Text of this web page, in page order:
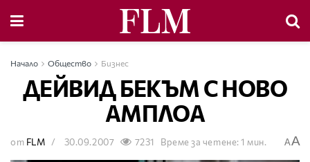
Начало Общество Бизнес
ДЕЙВИД БЕКЪМ С НОВО
АМПЛОА
от FLM 30.09.2007 7231 Време за четене: 1 мин. AA